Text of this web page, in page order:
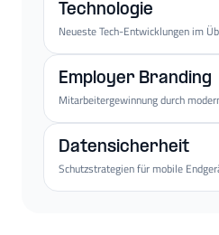
Technologie
Neueste Tech-Entwicklungen im
Employer Branding
Mitarbeitergewinnung durch
Datensicherheit
Schutzstrategien für mobile